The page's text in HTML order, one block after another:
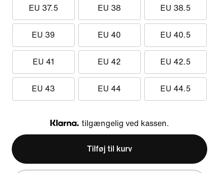
EU 37.5 EU 38 EU 38.5
EU 39 EU 40 EU 40.5
EU 41 EU 42 EU 42.5
EU 43 EU 44 EU 44.5
Klarna
tilgængelig ved kassen.
Tilføj til kurv